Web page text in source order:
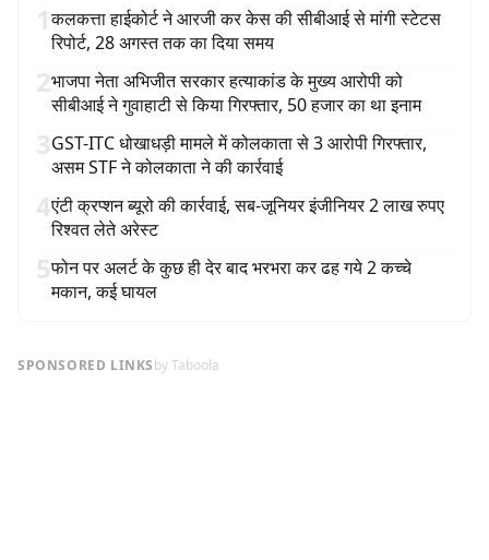
1कलकत्ता हाईकोर्ट ने आरजी कर केस की सीबीआई से मांगी स्टेटस
रिपोर्ट, 28 अगस्त तक का दिया समय
2भाजपा नेता अभिजीत सरकार हत्याकांड के मुख्य आरोपी को
सीबीआई ने गुवाहाटी से किया गिरफ्तार, 50 हजार का था इनाम
3GST-ITC धोखाधड़ी मामले में कोलकाता से 3 आरोपी गिरफ्तार,
असम STF ने कोलकाता ने की कार्रवाई
4एंटी क्रप्शन ब्यूरो की कार्रवाई, सब-जूनियर इंजीनियर 2 लाख रुपए
रिश्वत लेते अरेस्ट
5फोन पर अलर्ट के कुछ ही देर बाद भरभरा कर ढह गये 2 कच्चे
मकान, कई घायल
SPONSORED LINKSby Taboola